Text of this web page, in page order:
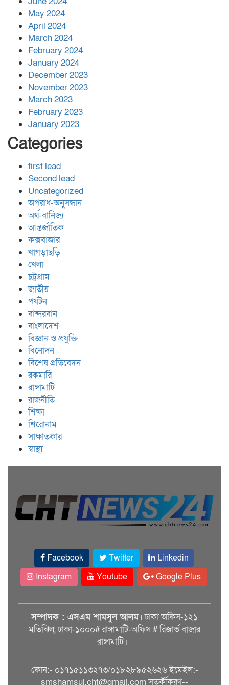
May 2024
April 2024
March 2024
February 2024
January 2024
December 2023
November 2023
March 2023
February 2023
January 2023
Categories
first lead
Second lead
Uncategorized
অপরাধ-অনুসন্ধান
অর্থ-বানিজ্য
আন্তর্জাতিক
কক্সবাজার
খাগড়াছড়ি
খেলা
চট্রগ্রাম
জাতীয়
পর্যটন
বান্দরবান
বাংলাদেশ
বিজ্ঞান ও প্রযুক্তি
বিনোদন
বিশেষ প্রতিবেদন
রকমারি
রাঙ্গামাটি
রাজনীতি
শিক্ষা
শিরোনাম
সাক্ষাতকার
স্বাস্থ্য
Facebook Twitter
Linkedin
Instagram
Youtube Google Plus
সম্পাদক : এসএম শামসুল আলম। ঢাকা অফিস-১২১
মতিঝিল, ঢাকা-১০০০# রাঙ্গামাটি-অফিস # রিজার্ভ বাজার
রাঙ্গামাটি।
ফোন:- ০১৭১৫১১৩২৭৩/০১৮২৮৯৫২৬২৬ ইমেইল:-
smshamsul.cht@gmail.com সতর্কীকরণ--